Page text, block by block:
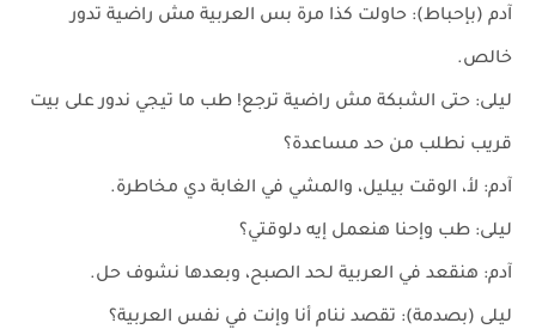
آدم (بإحباط): حاولت كذا مرة بس العربية مش راضية تدور
خالص.
ليلى: حتى الشبكة مش راضية ترجع! طب ما تيجي ندور على بيت
قريب نطلب من حد مساعدة؟
آدم: لأ، الوقت بيليل، والمشي في الغابة دي مخاطرة.
ليلى: طب وإحنا هنعمل إيه دلوقتي؟
آدم: هنقعد في العربية لحد الصبح، وبعدها نشوف حل.
ليلى (بصدمة): تقصد ننام أنا وإنت في نفس العربية؟